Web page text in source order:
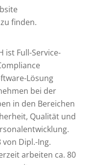
zu finden.
ist Full-Service-
Lösung
bei der
in den Bereichen
Qualität und
Dipl.-Ing.
arbeiten ca. 80